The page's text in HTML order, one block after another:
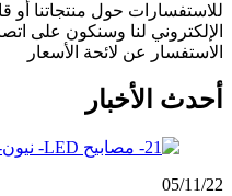
للاستفسارات حول منتجاتنا أو
الإلكتروني لنا وسنكون على اتصال
الاستفسار عن لائحة الأسعار
أحدث الأخبار
05/11/22